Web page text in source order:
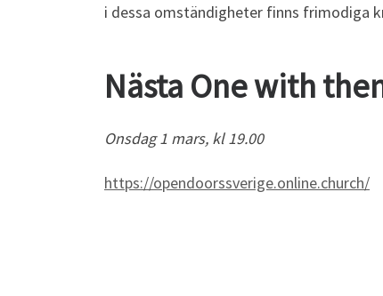
i dessa omständigheter finns frimodiga
Nästa One with
Onsdag 1 mars, kl 19.00
https://opendoorssverige.online.church/